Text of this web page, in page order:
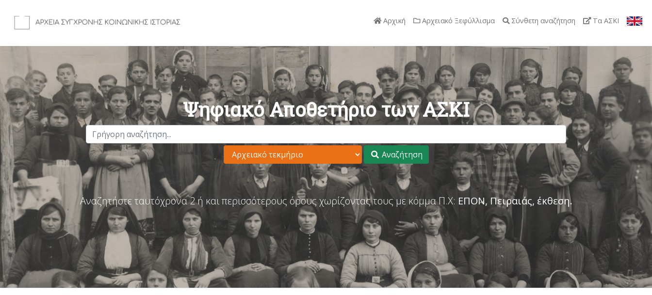
Αρχική Αρχειακό Ξεφύλλισμα Σύνθετη αναζήτηση Τα ΑΣΚΙ
Ψηφιακό Αποθετήριο των ΑΣΚΙ
Αναζήτηση
Αναζητήστε ταυτόχρονα 2 ή και περισσότερους όρους χωρίζοντας τους με κόμμα Π.Χ: ΕΠΟΝ, Πειραιάς, έκθεση.